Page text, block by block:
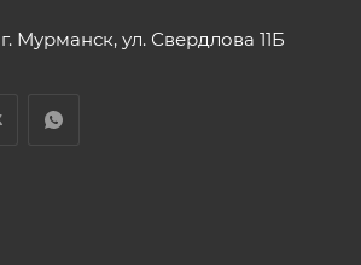
г. Мурманск, ул. Свердлова 11Б